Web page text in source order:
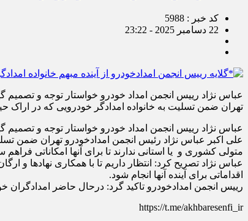
کد خبر : 5988
22 دسامبر 2025 - 23:22
عباس نژاد رییس انجمن امداد خودرو خواستار توجه و تصمیم
تهران ضمن تسلیت به خانواده امدادگر خودرویی که در
عباس نژاد رییس انجمن امداد خودرو خواستار توجه و تصمیم
علی اکبر عباس نژاد رئیس انجمن امدادخودرو تهران ضمن
متولی کشوری و یا استانی ندارند تا برای آنها امکاناتی
عباس نژاد تصریح کرد: انتظار داریم تا با همکاری نهادها و
اقداماتی برای آینده آنها انجام شود.
رییس انجمن امدادخودرو تاکید گرد: درحال حاضر
https://t.me/akhbaresenfi_ir